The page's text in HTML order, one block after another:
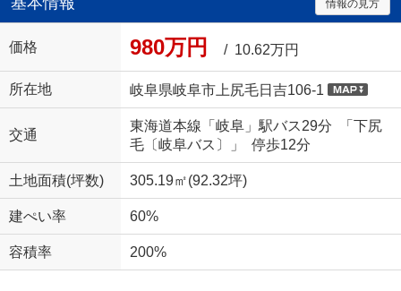
情報の見方
価格 980万円 / 10.62万円
所在地 岐阜県岐阜市上尻毛日吉106-1
交通
東海道本線「岐阜」駅バス29分 「下尻
毛〔岐阜バス〕」 停歩12分
土地面積(坪数) 305.19㎡(92.32坪)
建ぺい率 60%
容積率 200%